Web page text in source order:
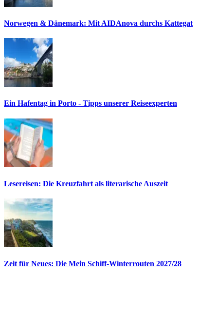
Norwegen & Dänemark: Mit AIDAnova durchs Kattegat
Ein Hafentag in Porto - Tipps unserer Reiseexperten
Lesereisen: Die Kreuzfahrt als literarische Auszeit
Zeit für Neues: Die Mein Schiff-Winterrouten 2027/28